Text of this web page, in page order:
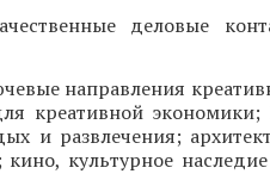
деловые
направления
креативной экономики;
и развлечения;
культурное